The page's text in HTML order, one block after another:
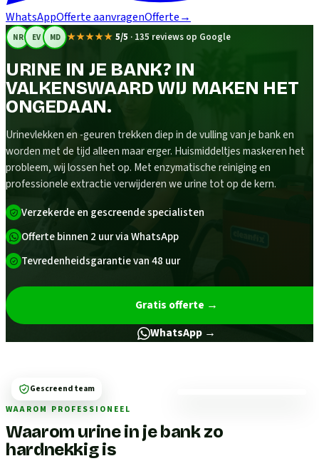
WhatsAppOfferte aanvragenOfferte→
NR EV MD ★★★★★ 5/5 · 135 reviews op Google
URINE IN JE BANK? IN
VALKENSWAARD WIJ MAKEN HET
ONGEDAAN.
Urinevlekken en -geuren trekken diep in de vulling van je bank en
worden met de tijd alleen maar erger. Huismiddeltjes maskeren het
probleem, wij lossen het op. Met enzymatische reiniging en
professionele extractie verwijderen we urine tot op de kern.
Verzekerde en gescreende specialisten
Offerte binnen 2 uur via WhatsApp
Tevredenheidsgarantie van 48 uur
Gratis offerte →
WhatsApp →
WAAROM PROFESSIONEEL
Waarom urine in je bank zo
hardnekkig is
Gescreend team